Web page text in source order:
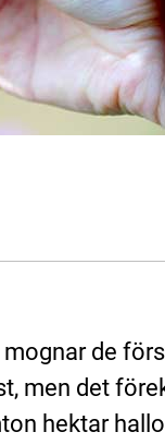
de
men det
hektar